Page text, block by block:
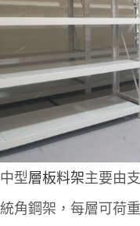
中型層板料架主要由
統角鋼架，每層可荷